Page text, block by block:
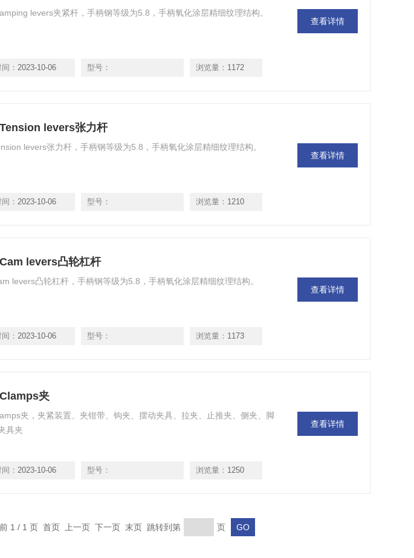
levers夹紧杆，手柄钢等级为5.8，手柄氧化涂层精细纹理结构。
： 2023-10-06 型号： 浏览量： 1172
查看详情
levers张力杆
levers张力杆，手柄钢等级为5.8，手柄氧化涂层精细纹理结构。
： 2023-10-06 型号： 浏览量： 1210
查看详情
levers凸轮杠杆
levers凸轮杠杆，手柄钢等级为5.8，手柄氧化涂层精细纹理结构。
： 2023-10-06 型号： 浏览量： 1173
查看详情
夹
夹，夹紧装置、夹钳带、钩夹、摆动夹具、拉夹、止推夹、侧夹、脚
具夹
： 2023-10-06 型号： 浏览量： 1250
查看详情
1 / 1 页 首页 上一页 下一页 末页 跳转到第 页